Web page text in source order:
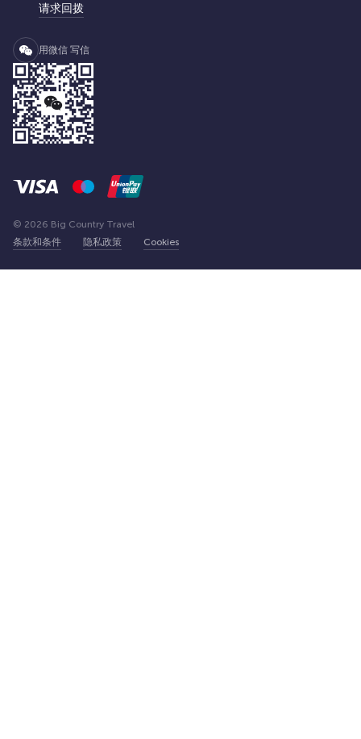
请求回拨
用微信 写信
条款和条件 隐私政策 Cookies
© 2026 Big Country Travel